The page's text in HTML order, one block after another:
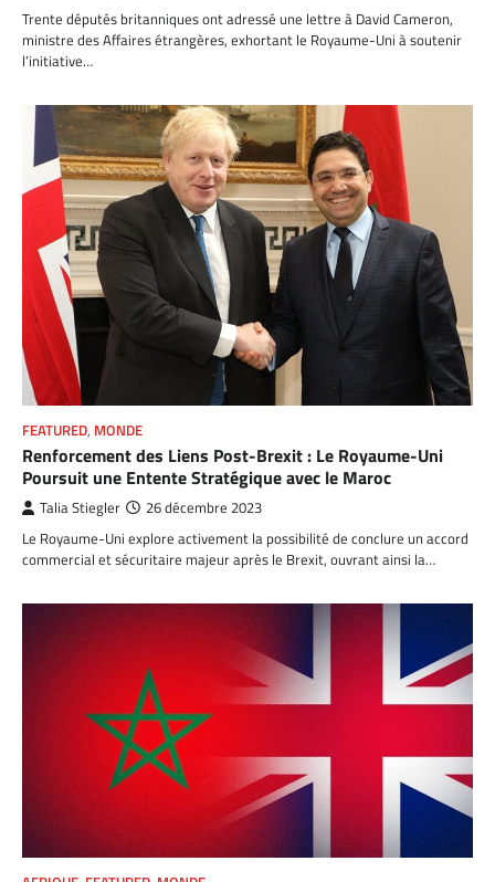
Trente députés britanniques ont adressé une lettre à David Cameron,
ministre des Affaires étrangères, exhortant le Royaume-Uni à soutenir
l’initiative…
FEATURED, MONDE
Renforcement des Liens Post-Brexit : Le Royaume-Uni
Poursuit une Entente Stratégique avec le Maroc
Talia Stiegler 26 décembre 2023
Le Royaume-Uni explore activement la possibilité de conclure un accord
commercial et sécuritaire majeur après le Brexit, ouvrant ainsi la…